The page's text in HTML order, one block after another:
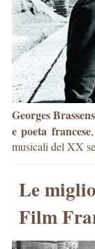
Georges
e poeta francese
musicali del XX
Le
Film